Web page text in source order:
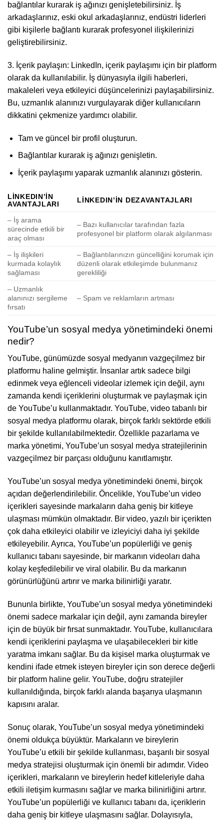
bağlantılar kurarak iş ağınızı genişletebilirsiniz. İş
arkadaşlarınız, eski okul arkadaşlarınız, endüstri liderleri
gibi kişilerle bağlantı kurarak profesyonel ilişkilerinizi
geliştirebilirsiniz.
3. İçerik paylaşın: LinkedIn, içerik paylaşımı için bir platform
olarak da kullanılabilir. İş dünyasıyla ilgili haberleri,
makaleleri veya etkileyici düşüncelerinizi paylaşabilirsiniz.
Bu, uzmanlık alanınızı vurgulayarak diğer kullanıcıların
dikkatini çekmenize yardımcı olabilir.
Tam ve güncel bir profil oluşturun.
Bağlantılar kurarak iş ağınızı genişletin.
İçerik paylaşımı yaparak uzmanlık alanınızı gösterin.
LINKEDIN’IN
AVANTAJLARI
LINKEDIN’IN DEZAVANTAJLARI
– İş arama
sürecinde etkili bir
araç olması
– Bazı kullanıcılar tarafından fazla
profesyonel bir platform olarak algılanması
– İş ilişkileri
kurmada kolaylık
sağlaması
– Bağlantılarınızın güncelliğini korumak için
düzenli olarak etkileşimde bulunmanız
gerekliliği
– Uzmanlık
alanınızı sergileme
fırsatı
– Spam ve reklamların artması
YouTube’un sosyal medya yönetimindeki önemi
nedir?
YouTube, günümüzde sosyal medyanın vazgeçilmez bir
platformu haline gelmiştir. İnsanlar artık sadece bilgi
edinmek veya eğlenceli videolar izlemek için değil, aynı
zamanda kendi içeriklerini oluşturmak ve paylaşmak için
de YouTube’u kullanmaktadır. YouTube, video tabanlı bir
sosyal medya platformu olarak, birçok farklı sektörde etkili
bir şekilde kullanılabilmektedir. Özellikle pazarlama ve
marka yönetimi, YouTube’un sosyal medya stratejilerinin
vazgeçilmez bir parçası olduğunu kanıtlamıştır.
YouTube’un sosyal medya yönetimindeki önemi, birçok
açıdan değerlendirilebilir. Öncelikle, YouTube’un video
içerikleri sayesinde markaların daha geniş bir kitleye
ulaşması mümkün olmaktadır. Bir video, yazılı bir içerikten
çok daha etkileyici olabilir ve izleyiciyi daha iyi şekilde
etkileyebilir. Ayrıca, YouTube’un popülerliği ve geniş
kullanıcı tabanı sayesinde, bir markanın videoları daha
kolay keşfedilebilir ve viral olabilir. Bu da markanın
görünürlüğünü artırır ve marka bilinirliği yaratır.
Bununla birlikte, YouTube’un sosyal medya yönetimindeki
önemi sadece markalar için değil, aynı zamanda bireyler
için de büyük bir fırsat sunmaktadır. YouTube, kullanıcılara
kendi içeriklerini paylaşma ve ulaşabilecekleri bir kitle
yaratma imkanı sağlar. Bu da kişisel marka oluşturmak ve
kendini ifade etmek isteyen bireyler için son derece değerli
bir platform haline gelir. YouTube, doğru stratejiler
kullanıldığında, birçok farklı alanda başarıya ulaşmanın
kapısını aralar.
Sonuç olarak, YouTube’un sosyal medya yönetimindeki
önemi oldukça büyüktür. Markaların ve bireylerin
YouTube’u etkili bir şekilde kullanması, başarılı bir sosyal
medya stratejisi oluşturmak için önemli bir adımdır. Video
içerikleri, markaların ve bireylerin hedef kitleleriyle daha
etkili iletişim kurmasını sağlar ve marka bilinirliğini artırır.
YouTube’un popülerliği ve kullanıcı tabanı da, içeriklerin
daha geniş bir kitleye ulaşmasını sağlar. Dolayısıyla,